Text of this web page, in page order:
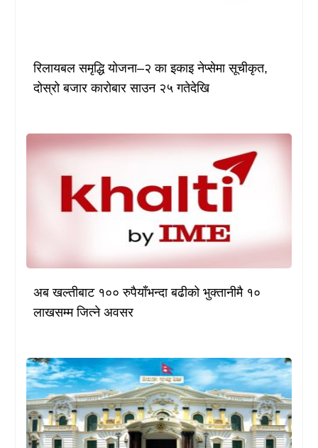
रिलायबल समृद्धि योजना–२ का इकाइ नेप्सेमा सूचीकृत,
दोस्रो बजार कारोबार साउन २५ गतेदेखि
अब खल्तीबाट १०० रुपैयाँभन्दा बढीको भुक्तानीमै १०
लाखसम्म जित्ने अवसर